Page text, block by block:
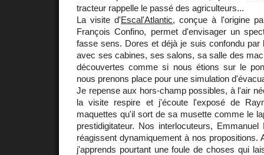
tracteur rappelle le passé des agriculteurs...
La visite d'Escal'Atlantic, conçue à l'origine
François Confino, permet d'envisager un
fasse sens. Dores et déjà je suis confondu par
avec ses cabines, ses salons, sa salle des
découvertes comme si nous étions sur le
nous prenons place pour une simulation
Je repense aux hors-champ possibles, à l'air
la visite respire et j'écoute l'exposé de
maquettes qu'il sort de sa musette comme le
prestidigitateur. Nos interlocuteurs,
réagissent dynamiquement à nos propositions.
j'apprends pourtant une foule de choses qui